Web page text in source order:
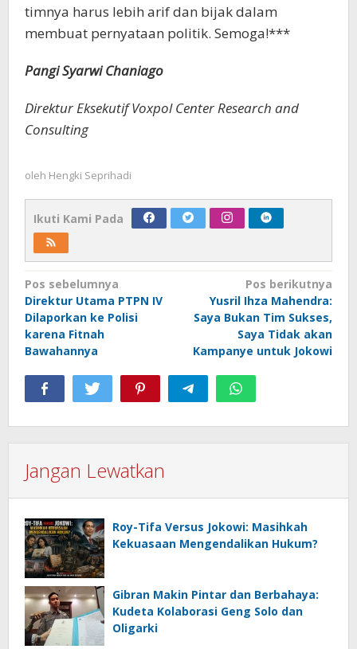
timnya harus lebih arif dan bijak dalam
membuat pernyataan politik. Semoga!***
Pangi Syarwi Chaniago
Direktur Eksekutif Voxpol Center Research and
Consulting
oleh Hengki Seprihadi
Ikuti Kami Pada
Navigasi
pos
Pos sebelumnya
Direktur Utama PTPN IV
Dilaporkan ke Polisi
karena Fitnah
Bawahannya
Pos berikutnya
Yusril Ihza Mahendra:
Saya Bukan Tim Sukses,
Saya Tidak akan
Kampanye untuk Jokowi
Jangan Lewatkan
Roy-Tifa Versus Jokowi: Masihkah
Kekuasaan Mengendalikan Hukum?
Gibran Makin Pintar dan Berbahaya:
Kudeta Kolaborasi Geng Solo dan
Oligarki